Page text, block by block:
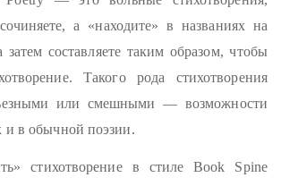
а «находите» в названиях на
составляете таким образом, чтобы
Такого рода стихотворения
или смешными — возможности
и в обычной поэзии.
стихотворение в стиле Book Spine